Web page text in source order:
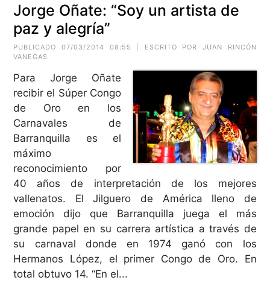
Jorge Oñate: “Soy un artista de
paz y alegría”
PUBLICADO 07/03/2014 08:55 | ESCRITO POR JUAN RINCÓN
VANEGAS
Para Jorge Oñate
recibir el Súper Congo
de Oro en los
Carnavales de
Barranquilla es el
máximo
reconocimiento por
40 años de interpretación de los mejores
vallenatos. El Jilguero de América lleno de
emoción dijo que Barranquilla juega el más
grande papel en su carrera artística a través de
su carnaval donde en 1974 ganó con los
Hermanos López, el primer Congo de Oro. En
total obtuvo 14. “En el...